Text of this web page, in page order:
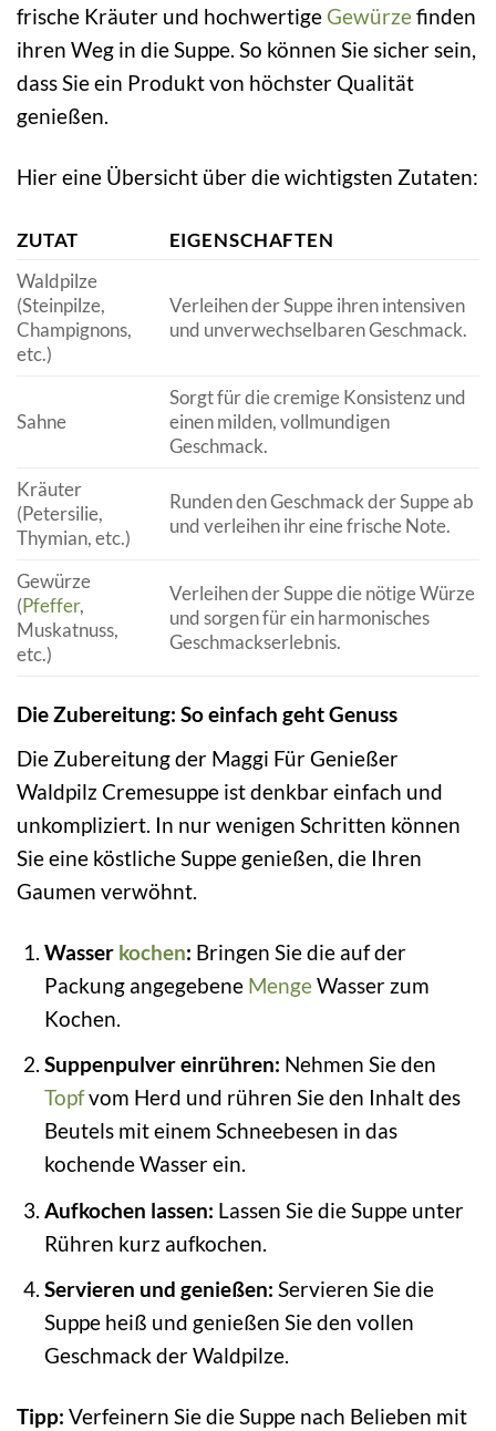
frische Kräuter und hochwertige Gewürzefinden
ihren Weg in die Suppe. So können Sie sicher sein,
dass Sie ein Produkt von höchster Qualität
genießen.
Hier eine Übersicht über die wichtigsten Zutaten:
ZUTAT
EIGENSCHAFTEN
Waldpilze
(Steinpilze,
Champignons,
etc.)
Verleihen der Suppe ihren intensiven
und unverwechselbaren Geschmack.
Sahne
Sorgt für die cremige Konsistenz und
einen milden, vollmundigen
Geschmack.
Kräuter
(Petersilie,
Thymian, etc.)
Runden den Geschmack der Suppe ab
und verleihen ihr eine frische Note.
Gewürze
(Pfeffer,
Muskatnuss,
etc.)
Verleihen der Suppe die nötige Würze
und sorgen für ein harmonisches
Geschmackserlebnis.
Die Zubereitung: So einfach geht Genuss
Die Zubereitung der Maggi Für Genießer
Waldpilz Cremesuppe ist denkbar einfach und
unkompliziert. In nur wenigen Schritten können
Sie eine köstliche Suppe genießen, die Ihren
Gaumen verwöhnt.
Wasser kochen: Bringen Sie die auf der
Packung angegebene MengeWasser zum
Kochen.
Suppenpulver einrühren: Nehmen Sie den
Topfvom Herd und rühren Sie den Inhalt des
Beutels mit einem Schneebesen in das
kochende Wasser ein.
Aufkochen lassen: Lassen Sie die Suppe unter
Rühren kurz aufkochen.
Servieren und genießen: Servieren Sie die
Suppe heiß und genießen Sie den vollen
Geschmack der Waldpilze.
Tipp: Verfeinern Sie die Suppe nach Belieben mit